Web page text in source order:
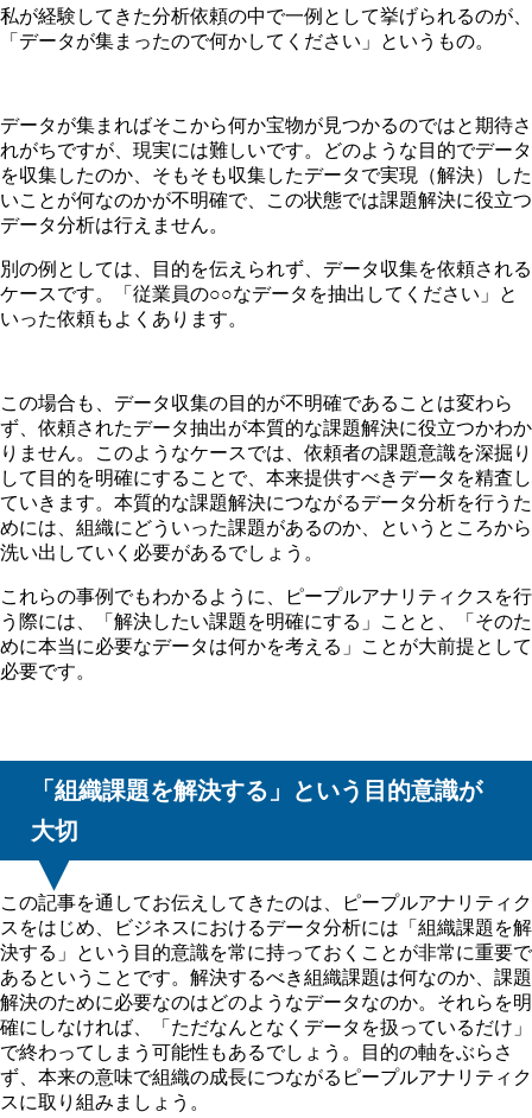
私が経験してきた分析依頼の中で一例として挙げられるのが、
「データが集まったので何かしてください」というもの。
データが集まればそこから何か宝物が見つかるのではと期待さ
れがちですが、現実には難しいです。どのような目的でデータ
を収集したのか、そもそも収集したデータで実現（解決）した
いことが何なのかが不明確で、この状態では課題解決に役立つ
データ分析は行えません。
別の例としては、目的を伝えられず、データ収集を依頼される
ケースです。「従業員の○○なデータを抽出してください」と
いった依頼もよくあります。
この場合も、データ収集の目的が不明確であることは変わら
ず、依頼されたデータ抽出が本質的な課題解決に役立つかわか
りません。このようなケースでは、依頼者の課題意識を深掘り
して目的を明確にすることで、本来提供すべきデータを精査し
ていきます。本質的な課題解決につながるデータ分析を行うた
めには、組織にどういった課題があるのか、というところから
洗い出していく必要があるでしょう。
これらの事例でもわかるように、ピープルアナリティクスを行
う際には、「解決したい課題を明確にする」ことと、「そのた
めに本当に必要なデータは何かを考える」ことが大前提として
必要です。
「組織課題を解決する」という目的意識が
大切
この記事を通してお伝えしてきたのは、ピープルアナリティク
スをはじめ、ビジネスにおけるデータ分析には「組織課題を解
決する」という目的意識を常に持っておくことが非常に重要で
あるということです。解決するべき組織課題は何なのか、課題
解決のために必要なのはどのようなデータなのか。それらを明
確にしなければ、「ただなんとなくデータを扱っているだけ」
で終わってしまう可能性もあるでしょう。目的の軸をぶらさ
ず、本来の意味で組織の成長につながるピープルアナリティク
スに取り組みましょう。